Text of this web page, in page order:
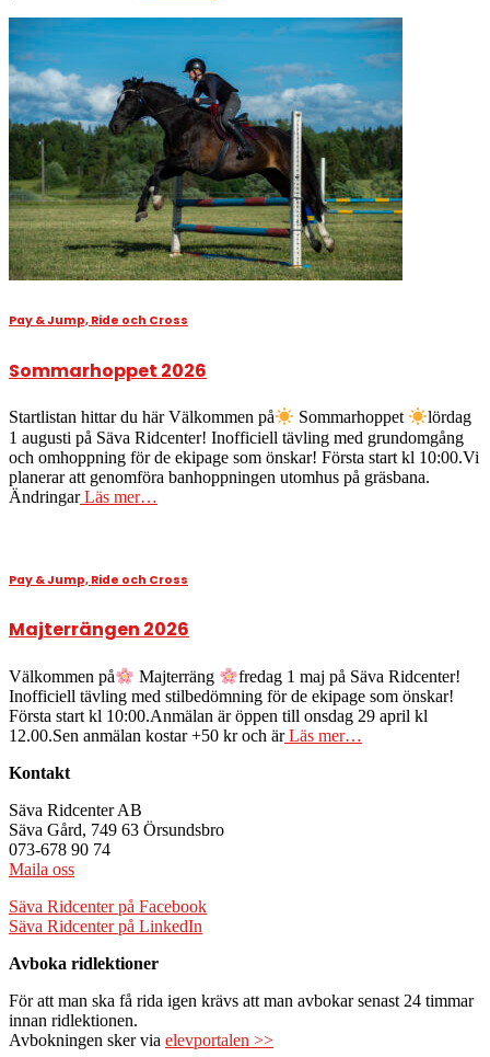
Pay & Jump, Ride och Cross
Sommarhoppet 2026
Startlistan hittar du här Välkommen på Sommarhoppet
lördag
1 augusti på Säva Ridcenter! Inofficiell tävling med grundomgång
och omhoppning för de ekipage som önskar! Första start kl 10:00.Vi
planerar att genomföra banhoppningen utomhus på gräsbana.
ÄndringarLäs mer…
Pay & Jump, Ride och Cross
Majterrängen 2026
Välkommen på Majterräng
fredag 1 maj på Säva Ridcenter!
Inofficiell tävling med stilbedömning för de ekipage som önskar!
Första start kl 10:00.Anmälan är öppen till onsdag 29 april kl
12.00.Sen anmälan kostar +50 kr och ärLäs mer…
Kontakt
Säva Ridcenter AB
Säva Gård, 749 63 Örsundsbro
073-678 90 74
Maila oss
Säva Ridcenter på Facebook
Säva Ridcenter på LinkedIn
Avboka ridlektioner
För att man ska få rida igen krävs att man avbokar senast 24 timmar
innan ridlektionen.
Avbokningen sker via elevportalen >>